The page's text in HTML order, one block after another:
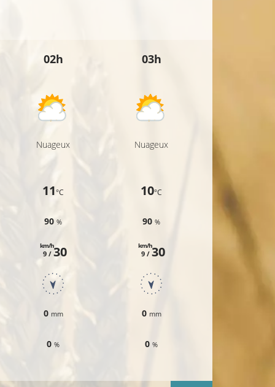
02h
Nuageux
11°C
90%
9 /
km/h30
0 mm
0%
03h
Nuageux
10°C
90%
9 /
km/h30
0 mm
0%